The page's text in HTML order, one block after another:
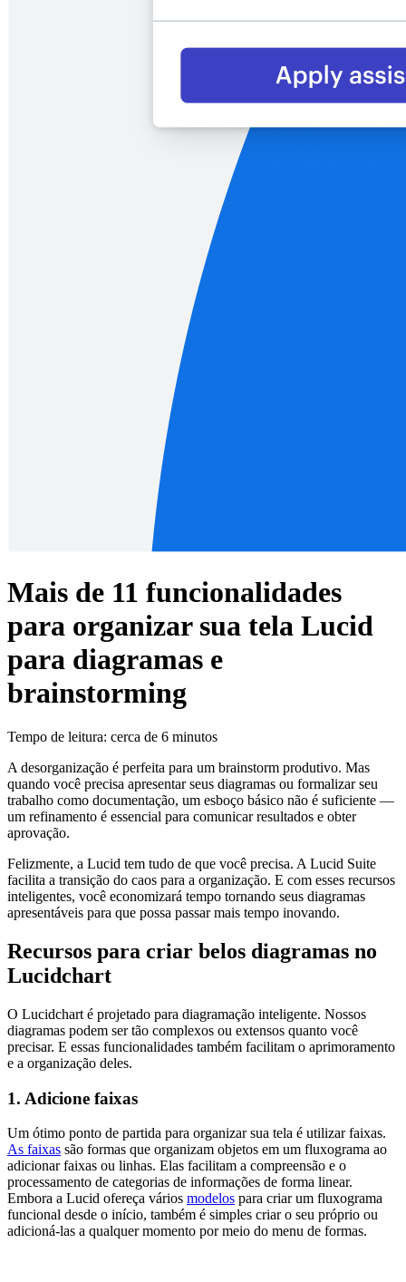
Mais de 11 funcionalidades
para organizar sua tela Lucid
para diagramas e
brainstorming
Tempo de leitura: cerca de 6 minutos
A desorganização é perfeita para um brainstorm produtivo. Mas
quando você precisa apresentar seus diagramas ou formalizar seu
trabalho como documentação, um esboço básico não é suficiente —
um refinamento é essencial para comunicar resultados e obter
aprovação.
Felizmente, a Lucid tem tudo de que você precisa. A Lucid Suite
facilita a transição do caos para a organização. E com esses recursos
inteligentes, você economizará tempo tornando seus diagramas
apresentáveis para que possa passar mais tempo inovando.
Recursos para criar belos diagramas no
Lucidchart
O Lucidchart é projetado para diagramação inteligente. Nossos
diagramas podem ser tão complexos ou extensos quanto você
precisar. E essas funcionalidades também facilitam o aprimoramento
e a organização deles.
1. Adicione faixas
Um ótimo ponto de partida para organizar sua tela é utilizar faixas.
As faixas são formas que organizam objetos em um fluxograma ao
adicionar faixas ou linhas. Elas facilitam a compreensão e o
processamento de categorias de informações de forma linear.
Embora a Lucid ofereça vários modelos para criar um fluxograma
funcional desde o início, também é simples criar o seu próprio ou
adicioná-las a qualquer momento por meio do menu de formas.